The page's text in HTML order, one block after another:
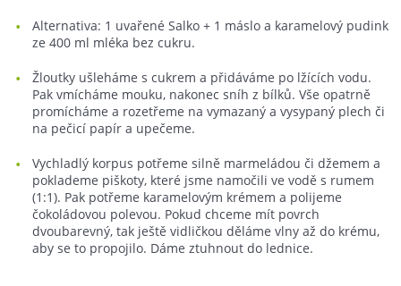
Alternativa: 1 uvařené Salko + 1 máslo a karamelový pudink
ze 400 ml mléka bez cukru.
Žloutky ušleháme s cukrem a přidáváme po lžících vodu.
Pak vmícháme mouku, nakonec sníh z bílků. Vše opatrně
promícháme a rozetřeme na vymazaný a vysypaný plech či
na pečicí papír a upečeme.
Vychladlý korpus potřeme silně marmeládou či džemem a
poklademe piškoty, které jsme namočili ve vodě s rumem
(1:1). Pak potřeme karamelovým krémem a polijeme
čokoládovou polevou. Pokud chceme mít povrch
dvoubarevný, tak ještě vidličkou děláme vlny až do krému,
aby se to propojilo. Dáme ztuhnout do lednice.